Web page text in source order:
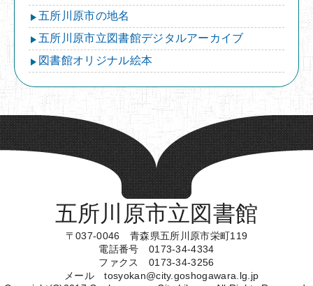
五所川原市の地名
五所川原市立図書館デジタルアーカイブ
図書館オリジナル絵本
五所川原市立図書館
〒037-0046 青森県五所川原市栄町119
電話番号 0173-34-4334
ファクス 0173-34-3256
メール tosyokan@city.goshogawara.lg.jp